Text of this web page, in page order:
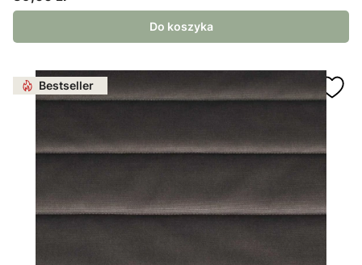
Do koszyka
Bestseller